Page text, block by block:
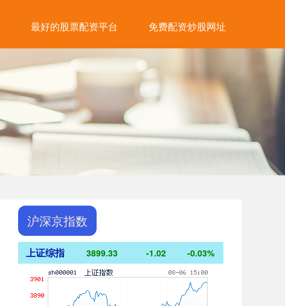
最好的股票配资平台 免费配资炒股网址
沪深京指数
上证综指 3899.33 -1.02 -0.03%